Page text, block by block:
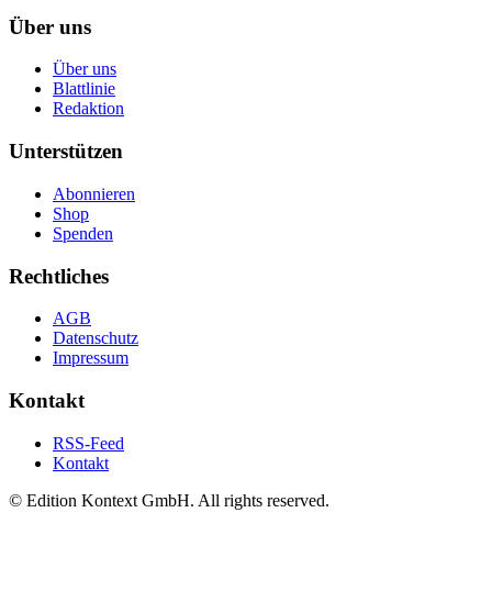
Über uns
Über uns
Blattlinie
Redaktion
Unterstützen
Abonnieren
Shop
Spenden
Rechtliches
AGB
Datenschutz
Impressum
Kontakt
RSS-Feed
Kontakt
© Edition Kontext GmbH. All rights reserved.